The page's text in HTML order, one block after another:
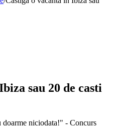
sau 20 de casti
doarme niciodata!" - Concurs